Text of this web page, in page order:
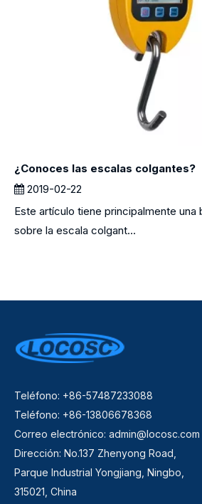
¿Conoces las escalas colgantes?
2019-02-22
Este artículo tiene principalmente
sobre la escala colgant...
Teléfono: +86-57487233088
Teléfono: +86-13806678368
Correo electrónico: admin@locosc.com
Dirección: No.137 Zhenyong Road,
Parque Industrial Yongjiang, Ningbo,
315021, China